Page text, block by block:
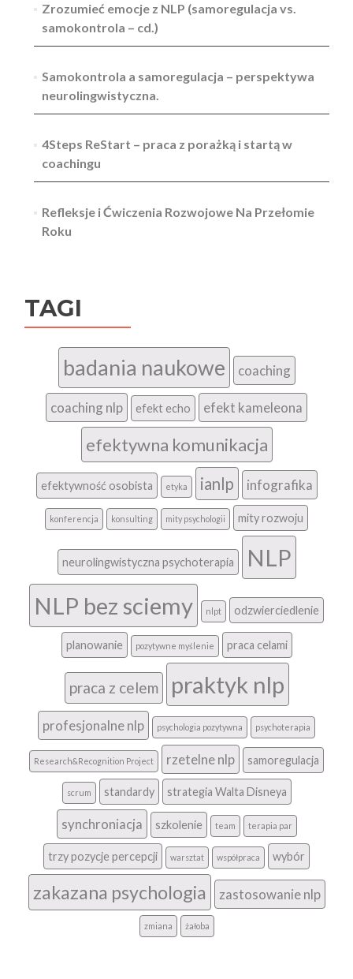
Zrozumieć emocje z NLP (samoregulacja vs.
samokontrola – cd.)
Samokontrola a samoregulacja – perspektywa
neurolingwistyczna.
4Steps ReStart – praca z porażką i startą w
coachingu
Refleksje i Ćwiczenia Rozwojowe Na Przełomie
Roku
TAGI
badania naukowe coaching
coaching nlp efekt echo efekt kameleona
efektywna komunikacja
efektywność osobista etyka ianlp infografika
konferencja konsulting mity psychologii mity rozwoju
neurolingwistyczna psychoterapia
NLP
NLP bez sciemy
nlpt odzwierciedlenie
planowanie pozytywne myślenie praca celami
praca z celem praktyk nlp
profesjonalne nlp psychologia pozytywna psychoterapia
Research&Recognition Project rzetelne nlp samoregulacja
scrum standardy strategia Walta Disneya
synchroniacja szkolenie team terapia par
trzy pozycje percepcji warsztat współpraca wybór
zakazana psychologia zastosowanie nlp
zmiana żałoba